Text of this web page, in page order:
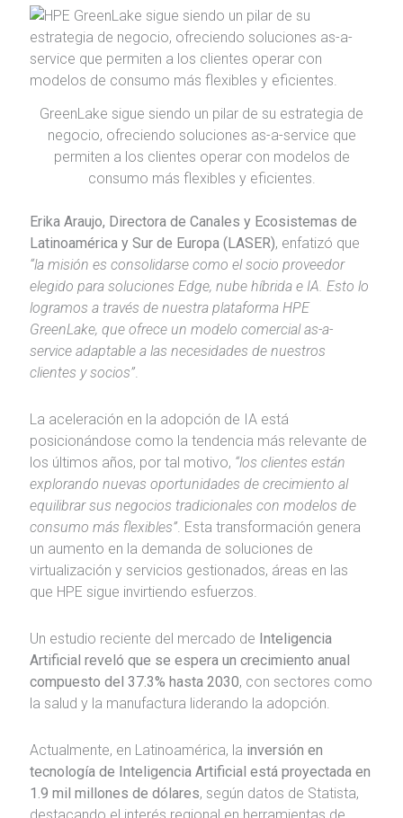
GreenLake sigue siendo un pilar de su estrategia de
negocio, ofreciendo soluciones as-a-service que
permiten a los clientes operar con modelos de
consumo más flexibles y eficientes.
Erika Araujo, Directora de Canales y Ecosistemas de
Latinoamérica y Sur de Europa (LASER), enfatizó que
“la misión es consolidarse como el socio proveedor
elegido para soluciones Edge, nube híbrida e IA. Esto lo
logramos a través de nuestra plataforma HPE
GreenLake, que ofrece un modelo comercial as-a-
service adaptable a las necesidades de nuestros
clientes y socios”.
La aceleración en la adopción de IA está
posicionándose como la tendencia más relevante de
los últimos años, por tal motivo, “los clientes están
explorando nuevas oportunidades de crecimiento al
equilibrar sus negocios tradicionales con modelos de
consumo más flexibles”. Esta transformación genera
un aumento en la demanda de soluciones de
virtualización y servicios gestionados, áreas en las
que HPE sigue invirtiendo esfuerzos.
Un estudio reciente del mercado de Inteligencia
Artificial reveló que se espera un crecimiento anual
compuesto del 37.3% hasta 2030, con sectores como
la salud y la manufactura liderando la adopción.
Actualmente, en Latinoamérica, la inversión en
tecnología de Inteligencia Artificial está proyectada en
1.9 mil millones de dólares, según datos de Statista,